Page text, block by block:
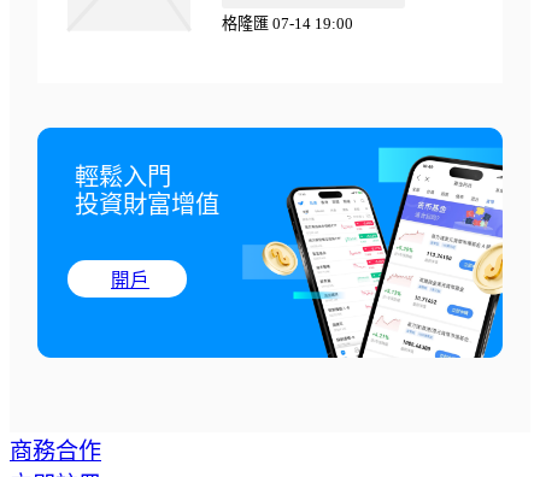
格隆匯 07-14 19:00
輕鬆入門
投資財富增值
開戶
商務合作